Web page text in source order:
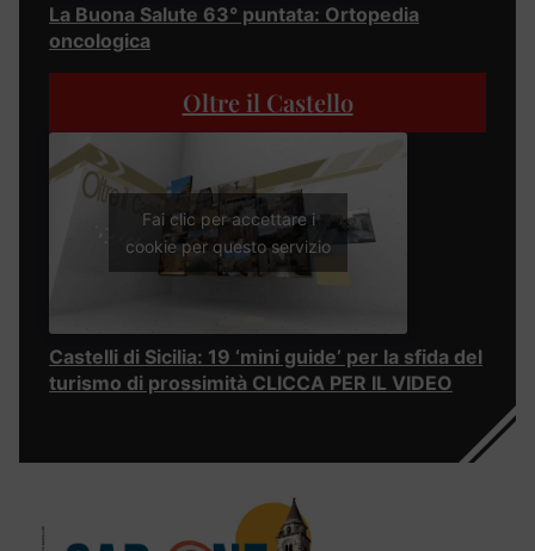
La Buona Salute 63° puntata: Ortopedia
oncologica
Oltre il Castello
Fai clic per accettare i
cookie per questo servizio
Castelli di Sicilia: 19 ‘mini guide’ per la sfida del
turismo di prossimità CLICCA PER IL VIDEO